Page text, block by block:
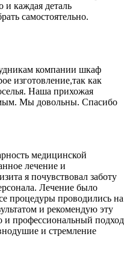
и каждая деталь
самостоятельно.
компании шкаф
изготовление,так как
Наша прихожая
Мы довольны. Спасибо
медицинской
лечение и
я почувствовал заботу
Лечение было
процедуры проводились на
и рекомендую эту
и профессиональный подход
и стремление